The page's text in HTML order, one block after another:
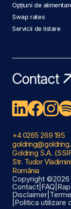
Opțiuni de
Swap rates
Servicii de listare
Contact
+4 0265 269 195
Goldring S.A.
Str. Tudor
România
Copyright ©2026
Contact FAQ
Disclaimer
Politica utilizare